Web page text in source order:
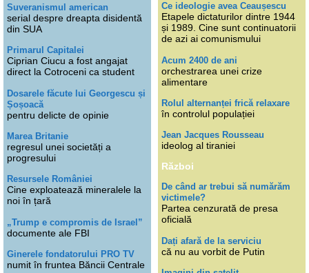
Suveranismul american
serial despre dreapta disidentă
din SUA
Primarul Capitalei
Ciprian Ciucu a fost angajat
direct la Cotroceni ca student
Dosarele făcute lui Georgescu și
Șoșoacă
pentru delicte de opinie
Marea Britanie
regresul unei societăți a
progresului
Resursele României
Cine exploatează mineralele la
noi în țară
„Trump e compromis de Israel”
documente ale FBI
Ginerele fondatorului PRO TV
numit în fruntea Băncii Centrale
Ce ideologie avea Ceaușescu
Etapele dictaturilor dintre 1944
și 1989. Cine sunt continuatorii
de azi ai comunismului
Acum 2400 de ani
orchestrarea unei crize
alimentare
Rolul alternanței frică relaxare
în controlul populației
Jean Jacques Rousseau
ideolog al tiraniei
Război
De când ar trebui să numărăm
victimele?
Partea cenzurată de presa
oficială
Dați afară de la serviciu
că nu au vorbit de Putin